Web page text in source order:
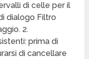
di celle per il
dialogo Filtro
2.
prima di
di cancellare